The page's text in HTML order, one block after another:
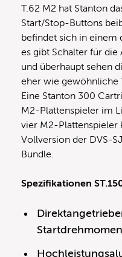
T.62 M2 hat Stanton
Start/Stop-Buttons
befindet sich in einem
es gibt Schalter für
und überhaupt sehen
eher wie gewöhnliche
Eine Stanton 300
M2-Plattenspieler im
vier M2-
Vollversion der DVS-
Bundle.
Spezifikationen